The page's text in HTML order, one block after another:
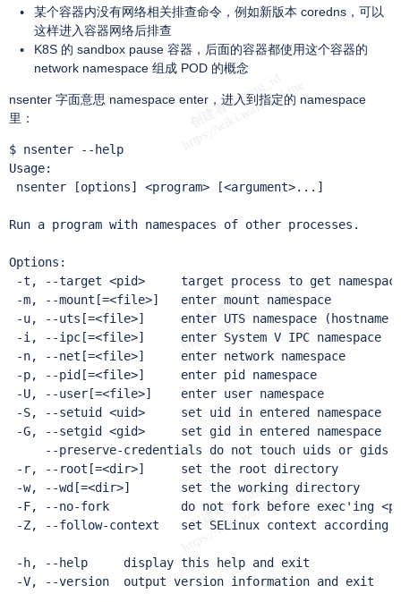
某个容器内没有网络相关排查命令，例如新版本 coredns，可以
这样进入容器网络后排查
K8S 的 sandbox pause 容器，后面的容器都使用这个容器的
network namespace 组成 POD 的概念
nsenter 字面意思 namespace enter，进入到指定的 namespace
里：
$ nsenter --help
Usage:
nsenter [options] <program> [<argument>...]
Run a program with namespaces of other processes.
Options:
-t, --target <pid>     target process to get
-m, --mount[=<file>]   enter mount namespace
-u, --uts[=<file>]     enter UTS namespace (hostname
-i, --ipc[=<file>]     enter System V IPC namespace
-n, --net[=<file>]     enter network namespace
-p, --pid[=<file>]     enter pid namespace
-U, --user[=<file>]    enter user namespace
-S, --setuid <uid>     set uid in entered namespace
-G, --setgid <gid>     set gid in entered namespace
     --preserve-credentials do not touch uids or gids
-r, --root[=<dir>]     set the root directory
-w, --wd[=<dir>]       set the working directory
-F, --no-fork          do not fork before exec'ing
-Z, --follow-context   set SELinux context according
-h, --help     display this help and exit
-V, --version  output version information and exit